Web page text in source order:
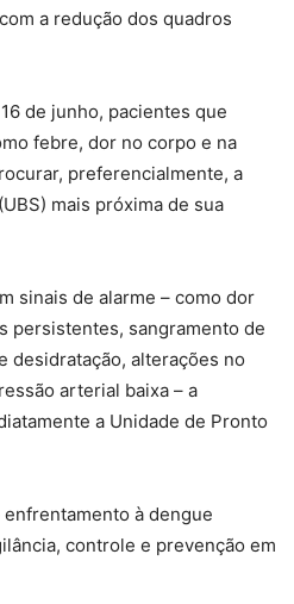
a redução dos quadros
de junho, pacientes que
febre, dor no corpo e na
preferencialmente, a
mais próxima de sua
sinais de alarme – como dor
persistentes, sangramento de
desidratação, alterações no
arterial baixa – a
a Unidade de Pronto
à dengue
controle e prevenção em